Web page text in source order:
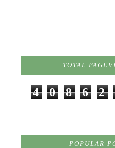
TOTAL
4 0 8 6 2
POPULAR